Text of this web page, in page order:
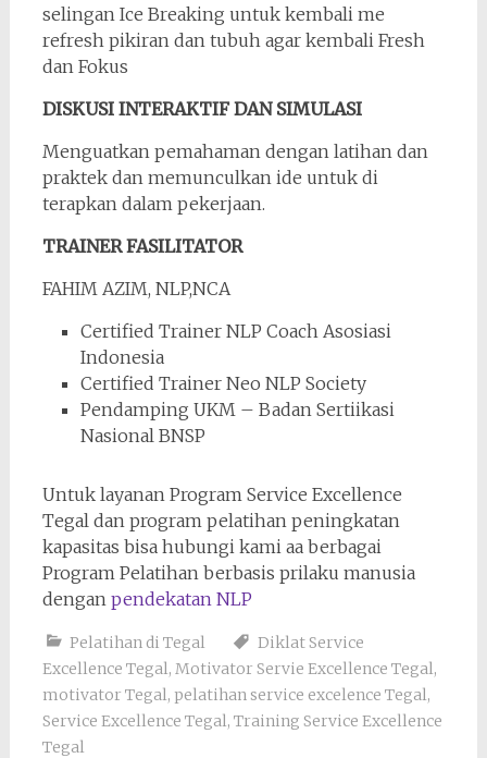
selingan Ice Breaking untuk kembali me
refresh pikiran dan tubuh agar kembali Fresh
dan Fokus
DISKUSI INTERAKTIF DAN SIMULASI
Menguatkan pemahaman dengan latihan dan
praktek dan memunculkan ide untuk di
terapkan dalam pekerjaan.
TRAINER FASILITATOR
FAHIM AZIM, NLP,NCA
Certified Trainer NLP Coach Asosiasi
Indonesia
Certified Trainer Neo NLP Society
Pendamping UKM – Badan Sertiikasi
Nasional BNSP
Untuk layanan Program Service Excellence
Tegal dan program pelatihan peningkatan
kapasitas bisa hubungi kami aa berbagai
Program Pelatihan berbasis prilaku manusia
dengan pendekatan NLP
Pelatihan di Tegal
Diklat Service
Excellence Tegal, Motivator Servie Excellence Tegal,
motivator Tegal, pelatihan service excelence Tegal,
Service Excellence Tegal, Training Service Excellence
Tegal